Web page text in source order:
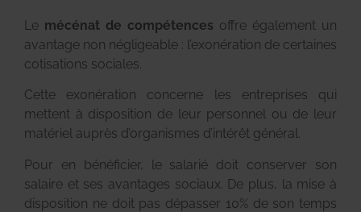
Le mécénat de compétences offre également un
avantage non négligeable : l’exonération de certaines
cotisations sociales.
Cette exonération concerne les entreprises qui
mettent à disposition de leur personnel ou de leur
matériel auprès d’organismes d’intérêt général.
Pour en bénéficier, le salarié doit conserver son
salaire et ses avantages sociaux. De plus, la mise à
disposition ne doit pas dépasser 10% de son temps